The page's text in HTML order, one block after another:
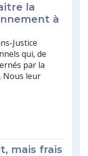
la
à
Justice
qui, de
par la
Nous leur
mais frais